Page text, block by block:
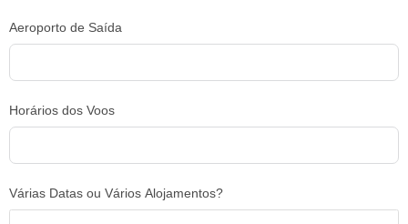
Aeroporto de Saída
Horários dos Voos
Várias Datas ou Vários Alojamentos?